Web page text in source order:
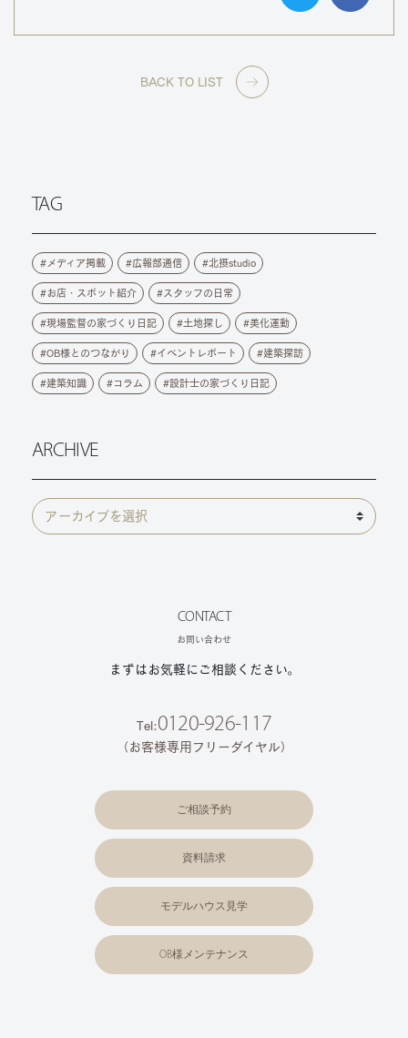
BACK TO LIST
TAG
メディア掲載 広報部通信 北摂studio
お店・スポット紹介 スタッフの日常
現場監督の家づくり日記 土地探し 美化運動
OB様とのつながり イベントレポート 建築探訪
建築知識 コラム 設計士の家づくり日記
ARCHIVE
CONTACT
お問い合わせ
まずはお気軽にご相談ください。
Tel:0120-926-117
（お客様専用フリーダイヤル）
ご相談予約
資料請求
モデルハウス見学
OB様メンテナンス